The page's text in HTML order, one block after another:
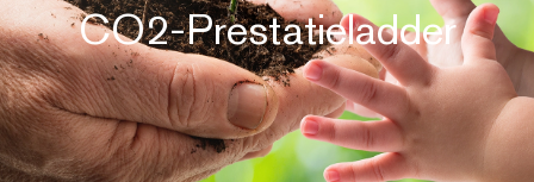
CO2-Prestatieladder